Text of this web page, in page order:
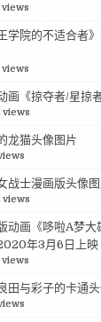
views
学院的不适合者
views
画《掠夺者/星掠
views
龙猫头像图片
战士漫画版头像
views
动画《哆啦A梦大
年3月6日上映
views
田与彩子的卡通